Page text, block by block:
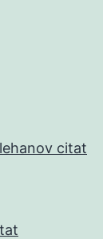
citat